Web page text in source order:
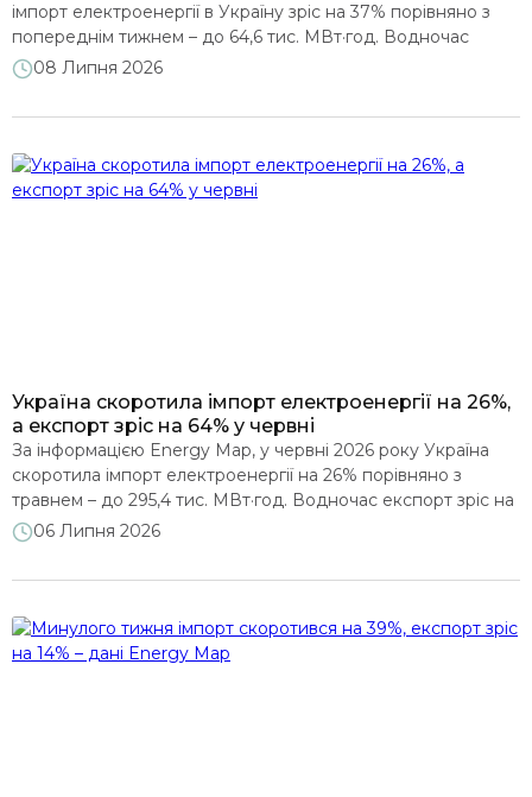
імпорт електроенергії в Україну зріс на 37% порівняно з
попереднім тижнем – до 64,6 тис. МВт·год. Водночас
експорт скоротився на 38% – до 30,9 тис. МВт·год.
було зумовлене насамперед спекотною погодою, що
кондиціонування. Наприкінці тижня […]
08 Липня 2026
Україна скоротила імпорт електроенергії на 26%,
а експорт зріс на 64% у червні
За інформацією Energy Map, у червні 2026 року Україна
скоротила імпорт електроенергії на 26% порівняно з
травнем – до 295,4 тис. МВт·год. Водночас експорт зріс на
64% – до 154,5 тис. МВт·год, досягнувши найвищого
збільшення експорту, Україна залишалася нетто-
1,9 раза. Покращення показників […]
06 Липня 2026